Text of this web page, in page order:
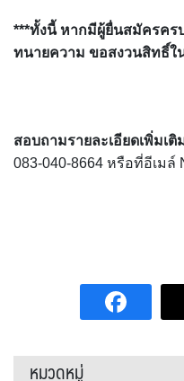
***ทั้งนี้ หากมีผู้ยื่นสมัครคร
ทนายความ ขอสงวนสิทธิ์ใ
สอบถามรายละเอียดเพิ่มเติ
083-040-8664 หรือที่อีเมล์
หมวดหมู่